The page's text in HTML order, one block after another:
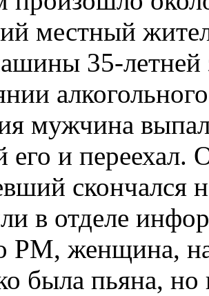
местный
35-летней
мужчина
его и переехал.
скончался
в отделе
женщина,
была пьяна,